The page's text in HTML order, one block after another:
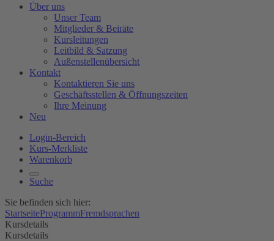
Über uns
Unser Team
Mitglieder & Beiräte
Kursleitungen
Leitbild & Satzung
Außenstellenübersicht
Kontakt
Kontaktieren Sie uns
Geschäftsstellen & Öffnungszeiten
Ihre Meinung
Neu
Login-Bereich
Kurs-Merkliste
Warenkorb
Suche
Sie befinden sich hier:
StartseiteProgrammFremdsprachen
Kursdetails
Kursdetails